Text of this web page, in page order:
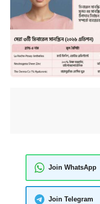
Join WhatsApp
Join Telegram